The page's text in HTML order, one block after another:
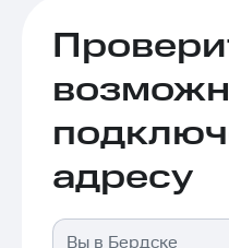
адресу
Вы в Бердске